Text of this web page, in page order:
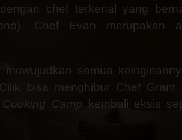
dengan chef terkenal yang
Chef Evan merupakan
mewujudkan semua
bisa menghibur Chef Grant
Cooking Camp kembali eksis